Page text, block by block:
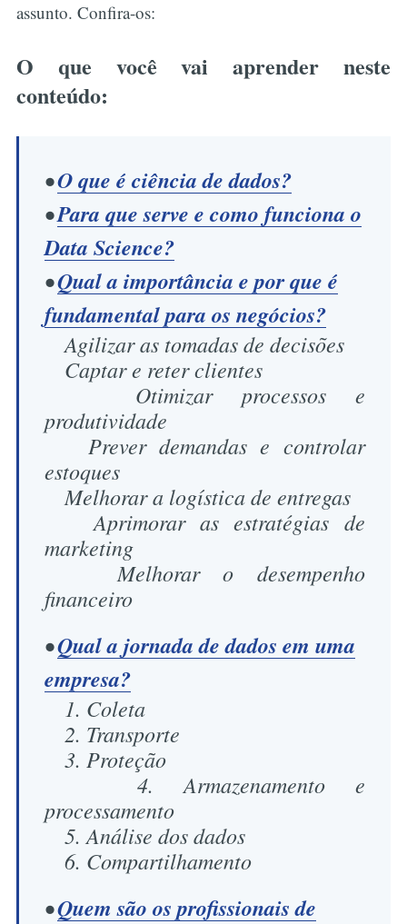
assunto. Confira-os:
O que você vai aprender neste
conteúdo:
•O que é ciência de dados?
•Para que serve e como funciona o
Data Science?
•Qual a importância e por que é
fundamental para os negócios?
Agilizar as tomadas de decisões
Captar e reter clientes
Otimizar processos e
produtividade
Prever demandas e controlar
estoques
Melhorar a logística de entregas
Aprimorar as estratégias de
marketing
Melhorar o desempenho
financeiro
•Qual a jornada de dados em uma
empresa?
1. Coleta
2. Transporte
3. Proteção
4. Armazenamento e
processamento
5. Análise dos dados
6. Compartilhamento
•Quem são os profissionais de